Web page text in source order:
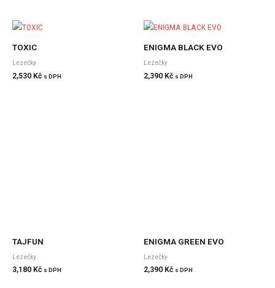
TOXIC
Lezečky
2,530 Kč s DPH
ENIGMA BLACK EVO
Lezečky
2,390 Kč s DPH
TAJFUN
Lezečky
3,180 Kč s DPH
ENIGMA GREEN EVO
Lezečky
2,390 Kč s DPH